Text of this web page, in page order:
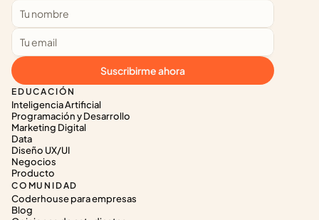
EDUCACIÓN
Inteligencia Artificial
Programación y Desarrollo
Marketing Digital
Data
Diseño UX/UI
Negocios
Producto
COMUNIDAD
Coderhouse para empresas
Blog
Suscribirme ahora